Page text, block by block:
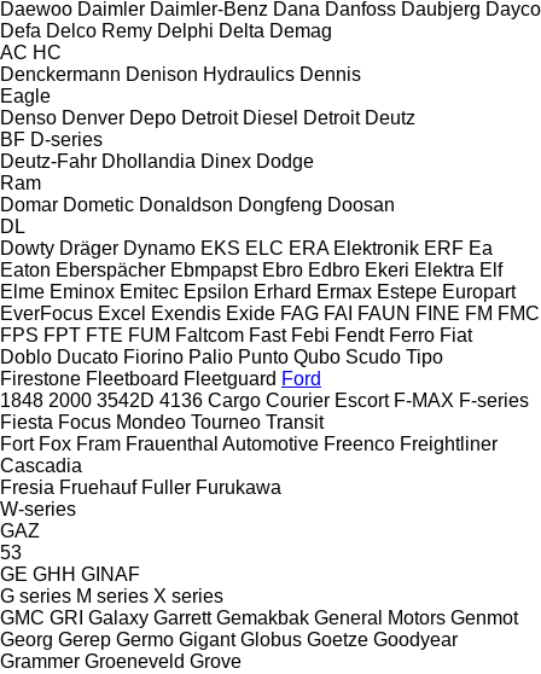
Daewoo Daimler Daimler-Benz Dana Danfoss Daubjerg Dayco
Defa Delco Remy Delphi Delta Demag
AC HC
Denckermann Denison Hydraulics Dennis
Eagle
Denso Denver Depo Detroit Diesel Detroit Deutz
BF D-series
Deutz-Fahr Dhollandia Dinex Dodge
Ram
Domar Dometic Donaldson Dongfeng Doosan
DL
Dowty Dräger Dynamo EKS ELC ERA Elektronik ERF Ea
Eaton Eberspächer Ebmpapst Ebro Edbro Ekeri Elektra Elf
Elme Eminox Emitec Epsilon Erhard Ermax Estepe Europart
EverFocus Excel Exendis Exide FAG FAI FAUN FINE FM FMC
FPS FPT FTE FUM Faltcom Fast Febi Fendt Ferro Fiat
Doblo Ducato Fiorino Palio Punto Qubo Scudo Tipo
Firestone Fleetboard Fleetguard Ford
1848 2000 3542D 4136 Cargo Courier Escort F-MAX F-series
Fiesta Focus Mondeo Tourneo Transit
Fort Fox Fram Frauenthal Automotive Freenco Freightliner
Cascadia
Fresia Fruehauf Fuller Furukawa
W-series
GAZ
53
GE GHH GINAF
G series M series X series
GMC GRI Galaxy Garrett Gemakbak General Motors Genmot
Georg Gerep Germo Gigant Globus Goetze Goodyear
Grammer Groeneveld Grove